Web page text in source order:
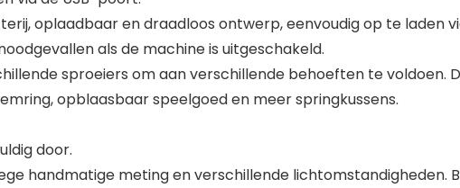
oplaadbaar en draadloos ontwerp, eenvoudig op te laden
als de machine is uitgeschakeld.
sproeiers om aan verschillende behoeften te voldoen.
opblaasbaar speelgoed en meer springkussens.
door.
handmatige meting en verschillende lichtomstandigheden.